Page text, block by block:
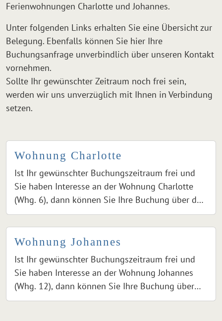
Ferienwohnungen Charlotte und Johannes.
Unter folgenden Links erhalten Sie eine Übersicht zur
Belegung. Ebenfalls können Sie hier Ihre
Buchungsanfrage unverbindlich über unseren Kontakt
vornehmen.
Sollte Ihr gewünschter Zeitraum noch frei sein,
werden wir uns unverzüglich mit Ihnen in Verbindung
setzen.
Wohnung Charlotte
Ist Ihr gewünschter Buchungszeitraum frei und
Sie haben Interesse an der Wohnung Charlotte
(Whg. 6), dann können Sie Ihre Buchung über den
Button "Neue Buchung einreichen" anfragen. Bei
Klick auf den Button gelangen Sie zu einem
Formular, über das Sie Ihre Buchung anfragen
können. Nach dem Absenden wird Ihr
gewünschter Buchungszeitraum geprüft und bei
Verfügbarkeit freigegeben.
Wohnung Johannes
Ist Ihr gewünschter Buchungszeitraum frei und
Sie haben Interesse an der Wohnung Johannes
(Whg. 12), dann können Sie Ihre Buchung über
den Button "Neue Buchung einreichen" anfragen.